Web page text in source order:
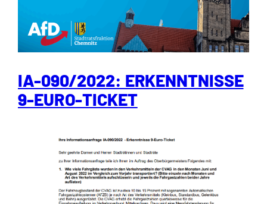
IA-090/2022: ERKENNTNISSE
9-EURO-TICKET